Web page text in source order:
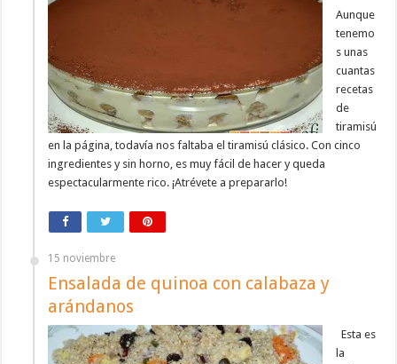
Aunque
tenemo
s unas
cuantas
recetas
de
tiramisú
en la página, todavía nos faltaba el tiramisú clásico. Con cinco
ingredientes y sin horno, es muy fácil de hacer y queda
espectacularmente rico. ¡Atrévete a prepararlo!
15 noviembre
Ensalada de quinoa con calabaza y
arándanos
Esta es
la